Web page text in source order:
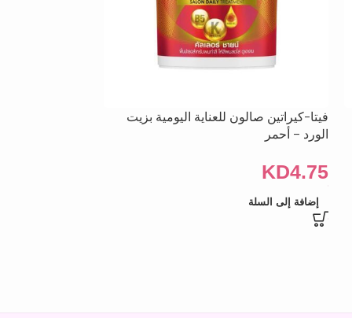
فيتا-كيراتين صالون للعناية اليومية بزيت
الورد – أحمر
KD4.75
إضافة إلى السلة